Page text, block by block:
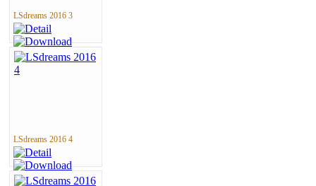
LSdreams 2016 3
LSdreams 2016 4